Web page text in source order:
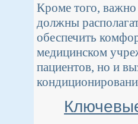
Кроме того,
должны
обеспечить
медицинском
пациентов, но и